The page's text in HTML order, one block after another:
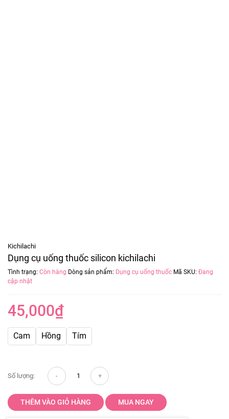
Kichilachi
Dụng cụ uống thuốc silicon kichilachi
Tình trạng: Còn hàng Dòng sản phẩm: Dụng cụ uống thuốc Mã SKU: Đang
cập nhật
45,000₫
Cam Hồng Tím
Số lượng:
THÊM VÀO GIỎ HÀNG MUA NGAY